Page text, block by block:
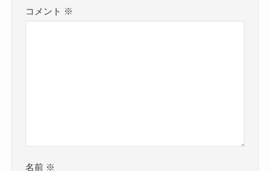
コメント ※
名前 ※